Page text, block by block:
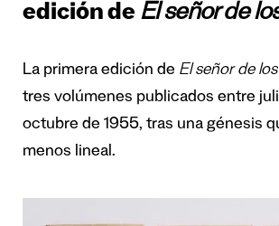
edición de El señor de
La primera edición de El señor de
tres volúmenes publicados entre
octubre de 1955, tras una génesis
menos lineal.